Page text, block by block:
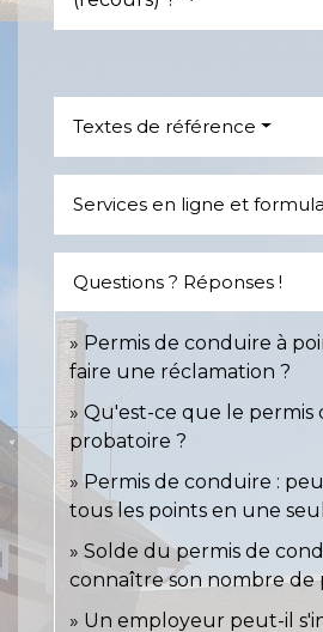
Textes de référence
Services en ligne et
Questions ? Réponses !
Permis de conduire à
faire une réclamation ?
Qu'est-ce que le permis
probatoire ?
Permis de conduire :
tous les points en une
Solde du permis de
connaître son nombre de
Un employeur peut-il